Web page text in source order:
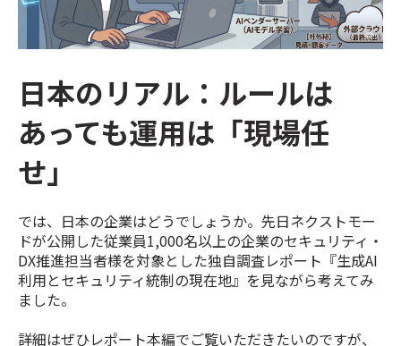
日本のリアル：ルールは
あっても運用は「現場任
せ」
では、日本の企業はどうでしょうか。先日ネクストモー
ドが公開した従業員1,000名以上の企業のセキュリティ・
DX推進担当者様を対象とした独自調査レポート『生成AI
利用とセキュリティ統制の現在地』を見ながら考えてみ
ました。
詳細はぜひレポート本編でご覧いただきたいのですが、